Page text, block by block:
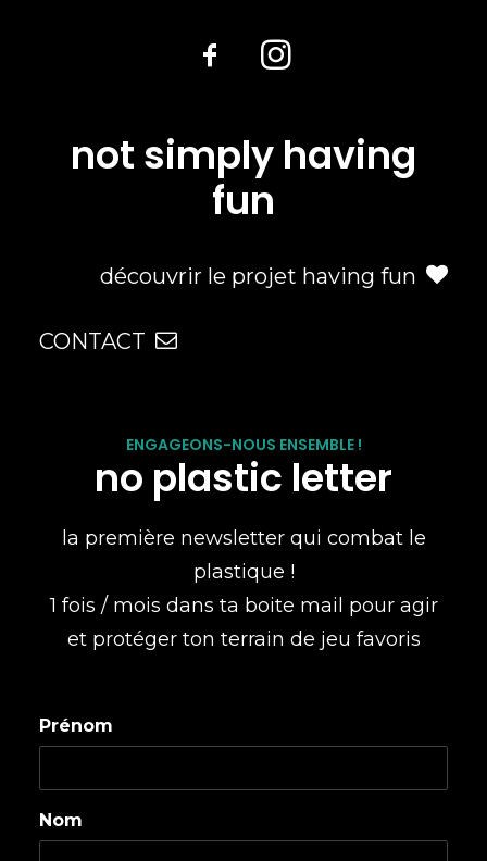
not simply having
fun
découvrir le projet having fun
CONTACT
ENGAGEONS-NOUS ENSEMBLE !
no plastic letter
la première newsletter qui combat le
plastique !
1 fois / mois dans ta boite mail pour agir
et protéger ton terrain de jeu favoris
Prénom
Nom